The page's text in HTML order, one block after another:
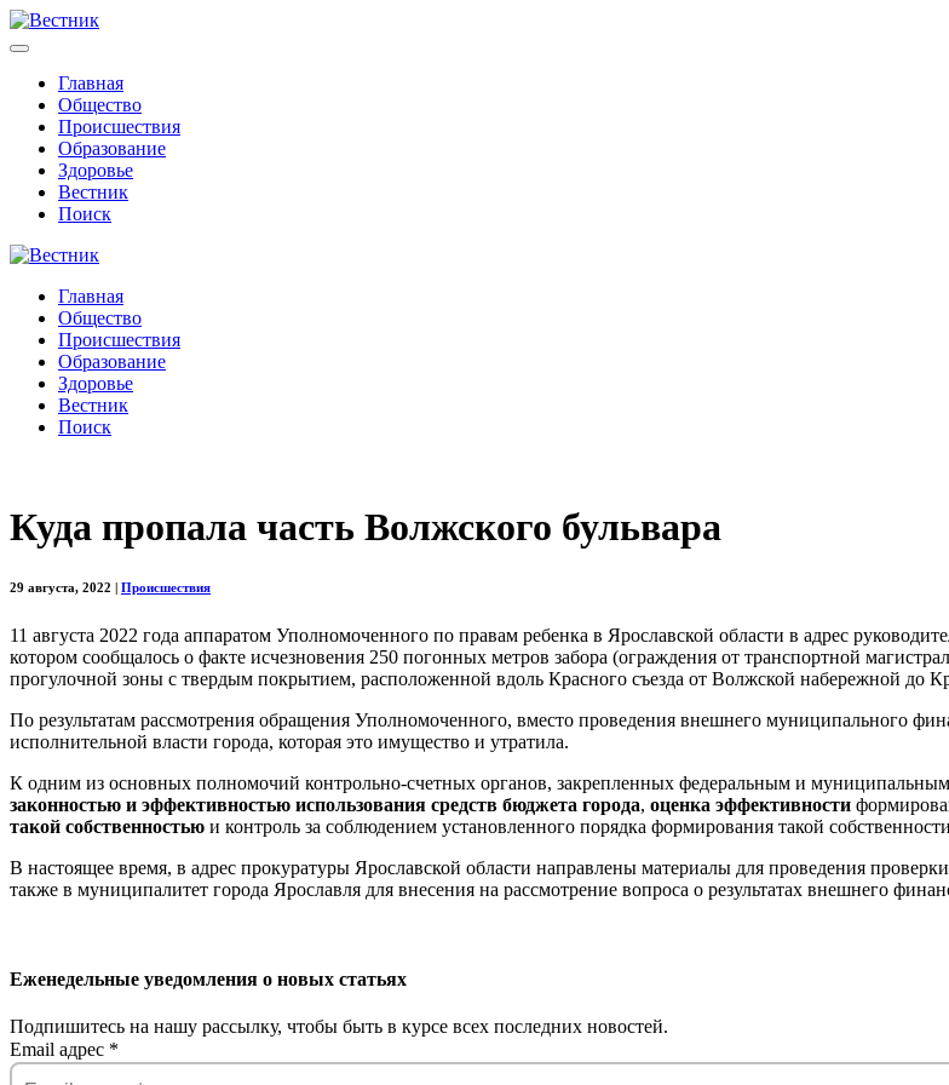
Главная
Общество
Происшествия
Образование
Здоровье
Вестник
Поиск
Главная
Общество
Происшествия
Образование
Здоровье
Вестник
Поиск
Куда пропала часть Волжского бульвара
29 августа, 2022 Происшествия
11 августа 2022 года аппаратом Уполномоченного по правам ребенка в Ярославской области в адрес
котором сообщалось о факте исчезновения 250 погонных метров забора (ограждения от транспортной
прогулочной зоны с твердым покрытием, расположенной вдоль Красного съезда от Волжской набережной до
По результатам рассмотрения обращения Уполномоченного, вместо проведения внешнего муниципального
исполнительной власти города, которая это имущество и утратила.
К одним из основных полномочий контрольно-счетных органов, закрепленных федеральным и муниципальным
законностью и эффективностью использования средств бюджета города, оценка эффективности
такой собственностью и контроль за соблюдением установленного порядка формирования такой
В настоящее время, в адрес прокуратуры Ярославской области направлены материалы для проведения
также в муниципалитет города Ярославля для внесения на рассмотрение вопроса о результатах внешнего
Еженедельные уведомления о новых статьях
Подпишитесь на нашу рассылку, чтобы быть в курсе всех последних новостей.
Email адрес *